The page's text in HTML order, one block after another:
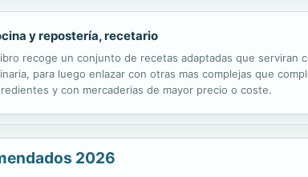
y repostería, recetario
recoge un conjunto de recetas adaptadas que serviran
para luego enlazar con otras mas complejas que
y con mercaderias de mayor precio o coste.
2026